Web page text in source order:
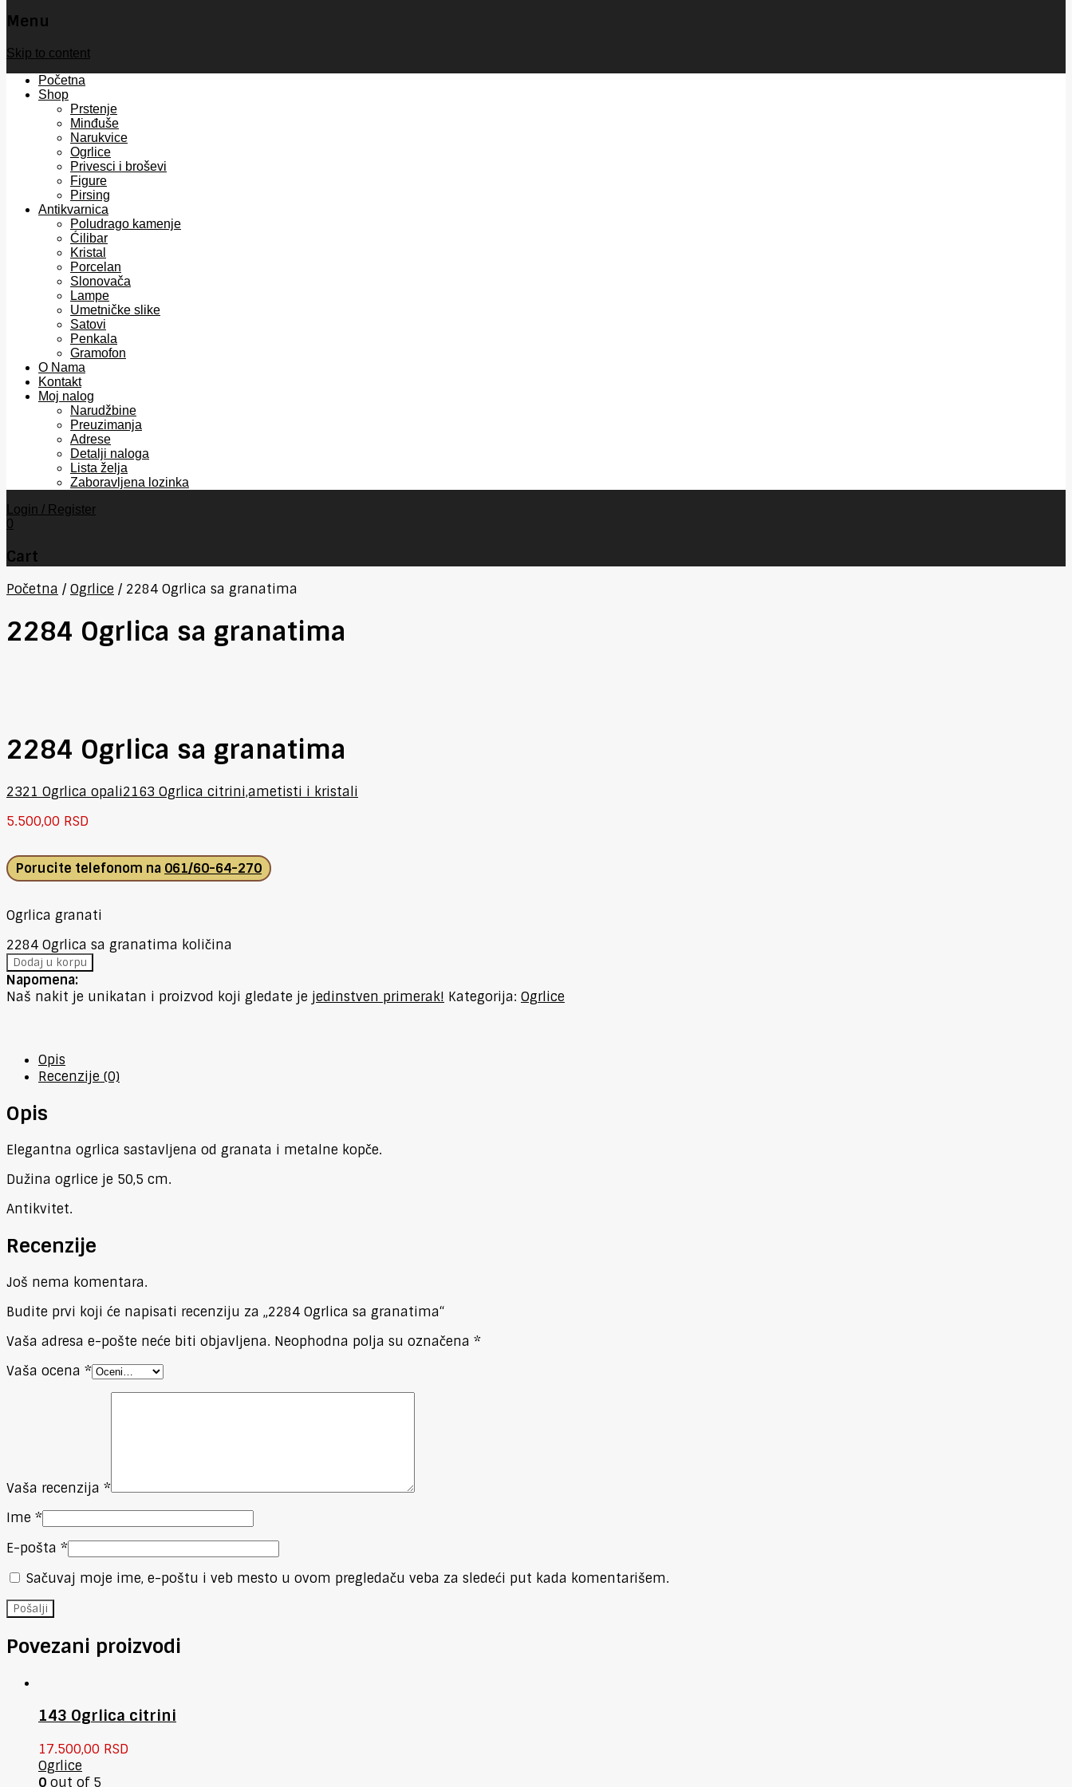
Menu
Skip to content
Početna
Shop
Prstenje
Minđuše
Narukvice
Ogrlice
Privesci i broševi
Figure
Pirsing
Antikvarnica
Poludrago kamenje
Ćilibar
Kristal
Porcelan
Slonovača
Lampe
Umetničke slike
Satovi
Penkala
Gramofon
O Nama
Kontakt
Moj nalog
Narudžbine
Preuzimanja
Adrese
Detalji naloga
Lista želja
Zaboravljena lozinka
Login / Register
0
Cart
Početna / Ogrlice / 2284 Ogrlica sa granatima
2284 Ogrlica sa granatima
2284 Ogrlica sa granatima
2321 Ogrlica opali2163 Ogrlica citrini,ametisti i kristali
5.500,00 RSD
Porucite telefonom na 061/60-64-270
Ogrlica granati
2284 Ogrlica sa granatima količina
Dodaj u korpu
Napomena:
Naš nakit je unikatan i proizvod koji gledate je jedinstven primerak! Kategorija: Ogrlice
Opis
Recenzije (0)
Opis
Elegantna ogrlica sastavljena od granata i metalne kopče.
Dužina ogrlice je 50,5 cm.
Antikvitet.
Recenzije
Još nema komentara.
Budite prvi koji će napisati recenziju za „2284 Ogrlica sa granatima“
Vaša adresa e-pošte neće biti objavljena. Neophodna polja su označena *
Vaša ocena *
Vaša recenzija *
Ime *
E-pošta *
Sačuvaj moje ime, e-poštu i veb mesto u ovom pregledaču veba za sledeći put kada komentarišem.
Povezani proizvodi
143 Ogrlica citrini
17.500,00 RSD
Ogrlice
0 out of 5